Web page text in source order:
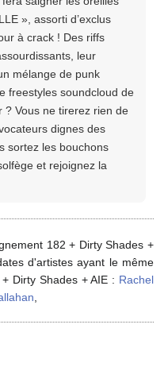
», assorti d’exclus
à crack ! Des riffs
leur
mélange de punk
freestyles soundcloud de
? Vous ne tirerez rien de
dignes des
sortez les bouchons
et rejoignez la
182 + Dirty Shades +
d'artistes ayant le même
Dirty Shades + AIE : Rachel
,